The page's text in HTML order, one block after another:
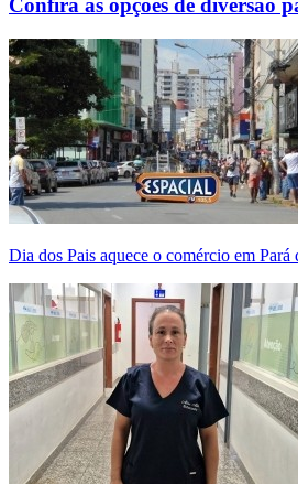
Confira as opções de diversão
Dia dos Pais aquece o comércio em Pará